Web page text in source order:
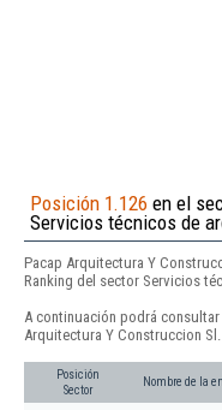
Posición 1.126 en el
Servicios técnicos de
Pacap Arquitectura Y
Ranking del sector Servicios
A continuación podrá
Arquitectura Y Construccion
Posición
Sector
Nombre de la